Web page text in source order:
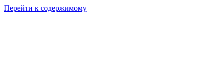
Перейти к содержимому